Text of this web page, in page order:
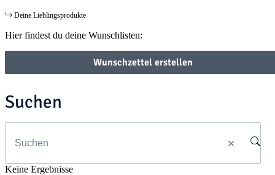
Deine Lieblingsprodukte
Hier findest du deine Wunschlisten:
Wunschzettel erstellen
Suchen
Keine Ergebnisse